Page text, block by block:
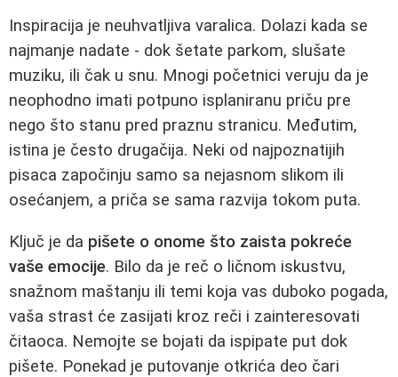
Inspiracija je neuhvatljiva varalica. Dolazi kada se
najmanje nadate - dok šetate parkom, slušate
muziku, ili čak u snu. Mnogi početnici veruju da je
neophodno imati potpuno isplaniranu priču pre
nego što stanu pred praznu stranicu. Međutim,
istina je često drugačija. Neki od najpoznatijih
pisaca započinju samo sa nejasnom slikom ili
osećanjem, a priča se sama razvija tokom puta.
Ključ je da pišete o onome što zaista pokreće
vaše emocije. Bilo da je reč o ličnom iskustvu,
snažnom maštanju ili temi koja vas duboko pogada,
vaša strast će zasijati kroz reči i zainteresovati
čitaoca. Nemojte se bojati da ispipate put dok
pišete. Ponekad je putovanje otkrića deo čari